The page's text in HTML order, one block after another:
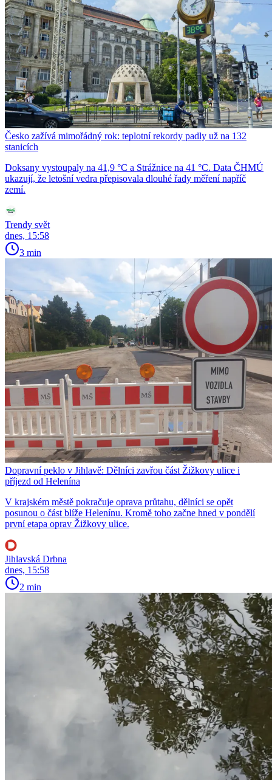
Česko zažívá mimořádný rok: teplotní rekordy padly už na 132
stanicích
Doksany vystoupaly na 41,9 °C a Strážnice na 41 °C. Data ČHMÚ
ukazují, že letošní vedra přepisovala dlouhé řady měření napříč
zemí.
Trendy svět
dnes, 15:58
3 min
Dopravní peklo v Jihlavě: Dělníci zavřou část Žižkovy ulice i
příjezd od Helenína
V krajském městě pokračuje oprava průtahu, dělníci se opět
posunou o část blíže Helenínu. Kromě toho začne hned v pondělí
první etapa oprav Žižkovy ulice.
Jihlavská Drbna
dnes, 15:58
2 min